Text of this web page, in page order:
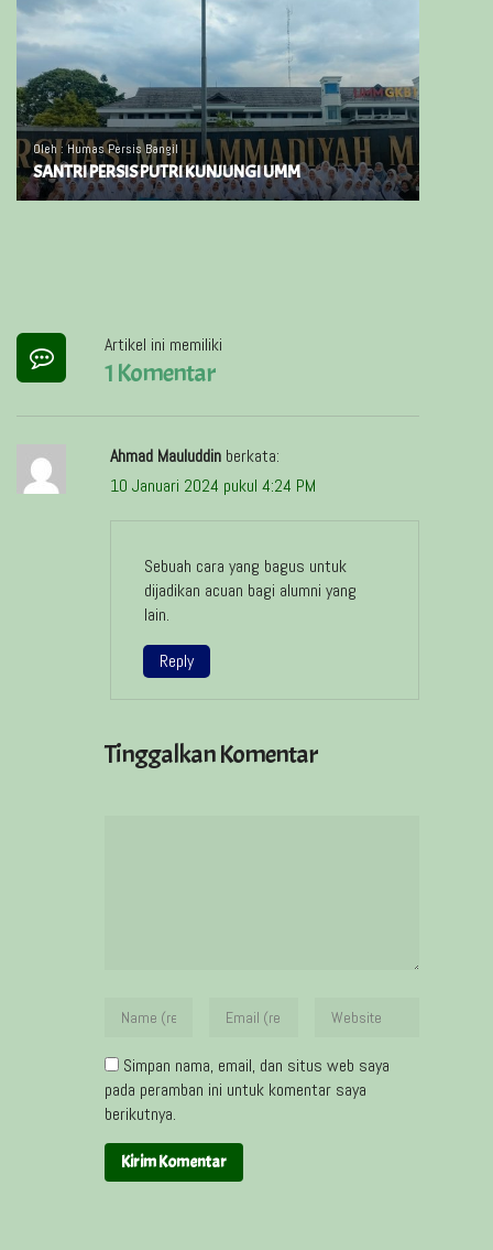
Oleh : Humas Persis Bangil
SANTRI PERSIS PUTRI KUNJUNGI UMM
Artikel ini memiliki
1 Komentar
Ahmad Mauluddin berkata:
10 Januari 2024 pukul 4:24 PM
Sebuah cara yang bagus untuk
dijadikan acuan bagi alumni yang
lain.
Reply
Tinggalkan Komentar
Simpan nama, email, dan situs web saya
pada peramban ini untuk komentar saya
berikutnya.